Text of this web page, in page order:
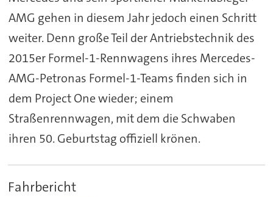
AMG gehen in diesem Jahr jedoch einen Schritt
weiter. Denn große Teil der Antriebstechnik des
2015er Formel-1-Rennwagens ihres Mercedes-
AMG-Petronas Formel-1-Teams finden sich in
dem Project One wieder; einem
Straßenrennwagen, mit dem die Schwaben
ihren 50. Geburtstag offiziell krönen.
Fahrbericht